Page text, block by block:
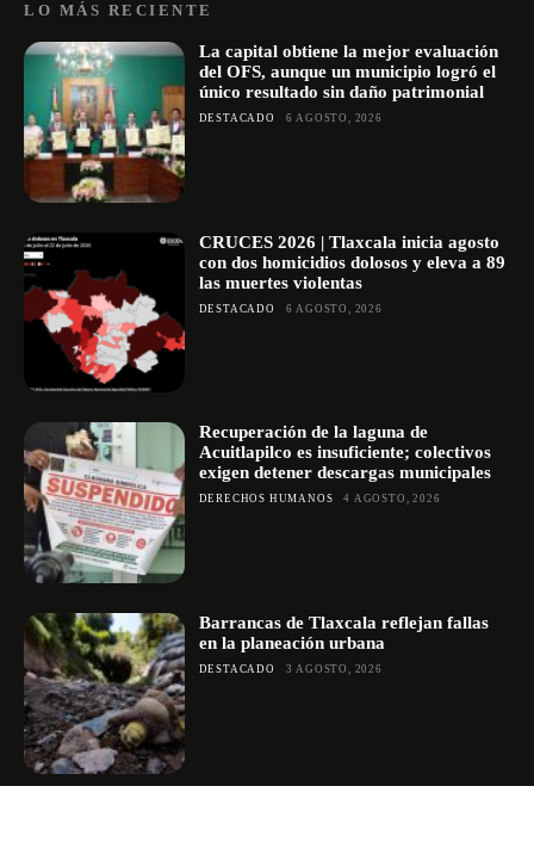
LO MÁS RECIENTE
La capital obtiene la mejor evaluación
del OFS, aunque un municipio logró el
único resultado sin daño patrimonial
DESTACADO 6 AGOSTO, 2026
CRUCES 2026 | Tlaxcala inicia agosto
con dos homicidios dolosos y eleva a 89
las muertes violentas
DESTACADO 6 AGOSTO, 2026
Recuperación de la laguna de
Acuitlapilco es insuficiente; colectivos
exigen detener descargas municipales
DERECHOS HUMANOS 4 AGOSTO, 2026
Barrancas de Tlaxcala reflejan fallas
en la planeación urbana
DESTACADO 3 AGOSTO, 2026